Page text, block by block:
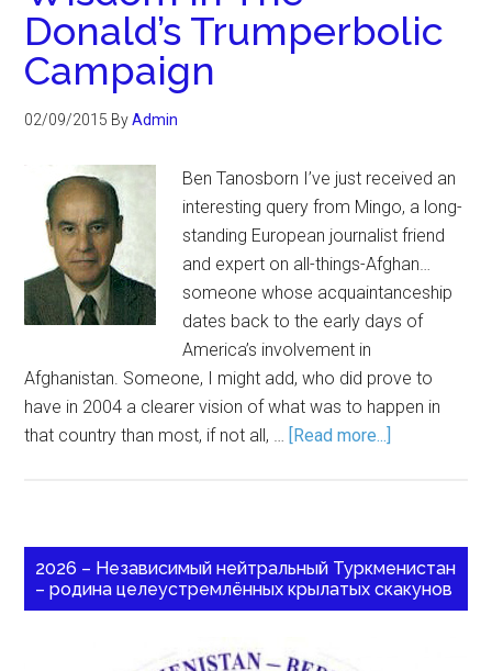
Donald’s Trumperbolic
Campaign
02/09/2015 ByAdmin
Ben Tanosborn I’ve just received an
interesting query from Mingo, a long-
standing European journalist friend
and expert on all-things-Afghan…
someone whose acquaintanceship
dates back to the early days of
America’s involvement in
Afghanistan. Someone, I might add, who did prove to
have in 2004 a clearer vision of what was to happen in
that country than most, if not all, … [Read more...]
2026 – Независимый нейтральный Туркменистан
– родина целеустремлённых крылатых скакунов